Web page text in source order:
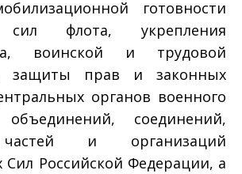
готовности
флота, укрепления
воинской и трудовой
защиты прав и законных
органов военного
объединений, соединений,
и организаций
Российской Федерации, а